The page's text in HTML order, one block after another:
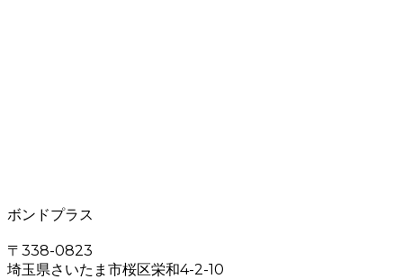
ボンドプラス
〒338-0823
埼玉県さいたま市桜区栄和4-2-10